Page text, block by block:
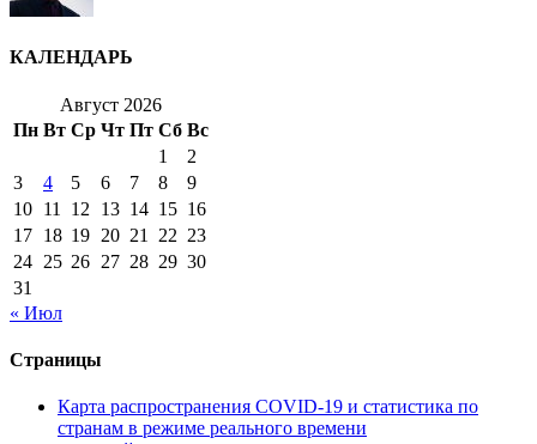
КАЛЕНДАРЬ
Август 2026
Пн Вт Ср Чт Пт Сб Вс
1
2
3
4 5 6 7 8
9
10 11 12 13 14 15 16
17 18 19 20 21 22 23
24 25 26 27 28 29 30
31
« Июл
Страницы
Карта распространения COVID-19 и статистика по
странам в режиме реального времени